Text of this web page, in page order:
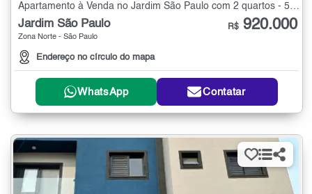
Apartamento à Venda no Jardim São Paulo com 2 quartos - 55 m²
Jardim São Paulo
Zona Norte - São Paulo
Endereço no círculo do mapa
R$ 920.000
WhatsApp Contatar